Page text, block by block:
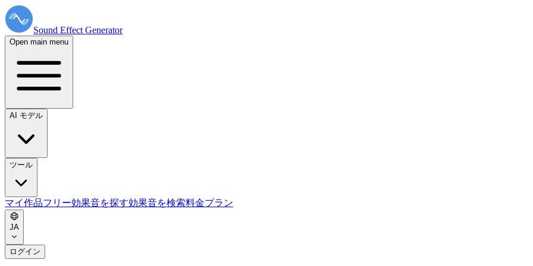
Sound Effect Generator
Open main menu
AI モデル
ツール
マイ作品フリー効果音を探す効果音を検索料金プラン
JA
ログイン